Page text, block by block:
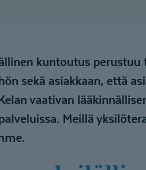
kuntoutus
sekä asiakkaan, että
vaativan
Meillä